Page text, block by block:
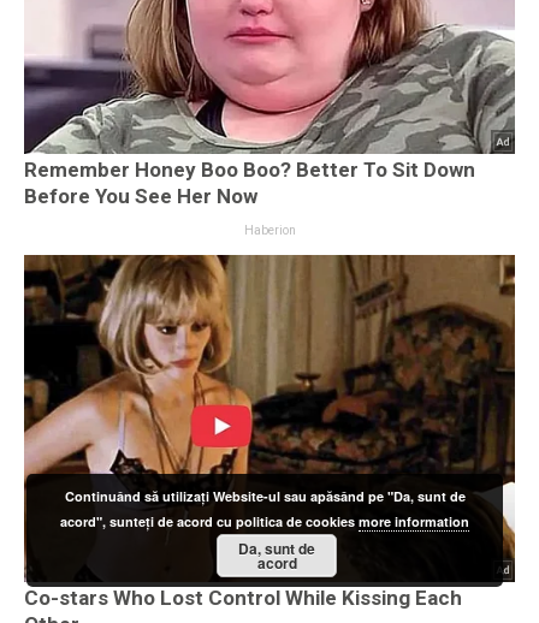
Continuând să utilizați Website-ul sau apăsând pe "Da, sunt de
acord", sunteți de acord cu politica de cookiesmore information
Da, sunt de
acord